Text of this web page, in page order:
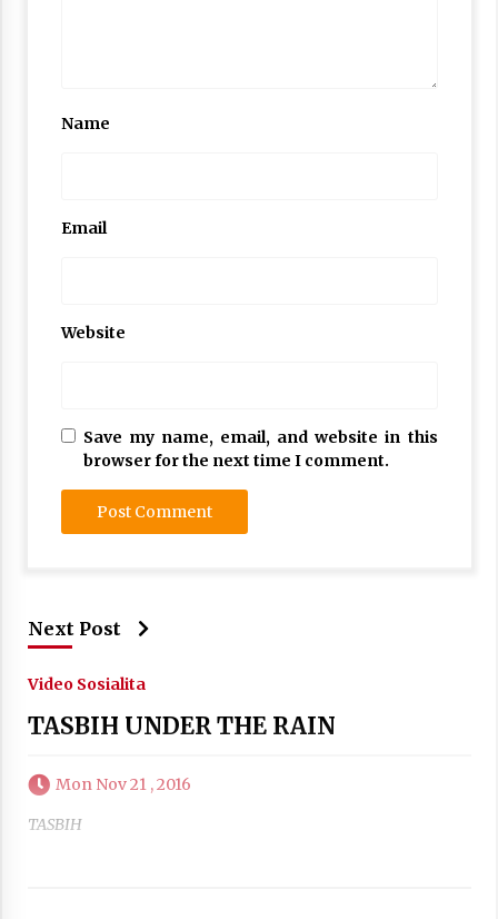
Name
Email
Website
Save my name, email, and website in this
browser for the next time I comment.
Next Post
Video Sosialita
TASBIH UNDER THE RAIN
Mon Nov 21 , 2016
TASBIH